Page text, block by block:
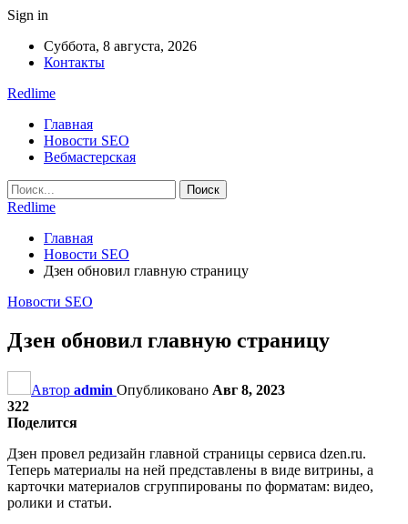
Sign in
Суббота, 8 августа, 2026
Контакты
Redlime
Главная
Новости SEO
Вебмастерская
Redlime
Главная
Новости SEO
Дзен обновил главную страницу
Новости SEO
Дзен обновил главную страницу
Автор admin Опубликовано Авг 8, 2023
322
Поделится
Дзен провел редизайн главной страницы сервиса dzen.ru.
Теперь материалы на ней представлены в виде витрины, а
карточки материалов сгруппированы по форматам: видео,
ролики и статьи.